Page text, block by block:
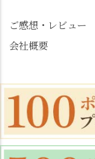
ご感想・レビュー
会社概要